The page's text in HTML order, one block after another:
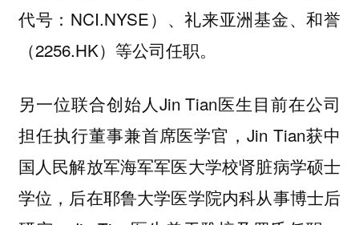
代号：NCI.NYSE）、礼来亚洲基金、和誉
（2256.HK）等公司任职。
另一位联合创始人Jin Tian医生目前在公司
担任执行董事兼首席医学官，Jin Tian获中
国人民解放军海军军医大学校肾脏病学硕士
学位，后在耶鲁大学医学院内科从事博士后